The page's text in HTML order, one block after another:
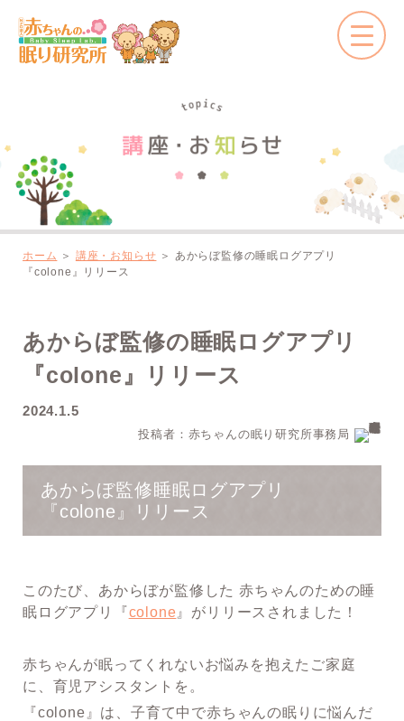
ホーム ＞ 講座・お知らせ ＞ あからぼ監修の睡眠ログアプリ
『colone』リリース
あからぼ監修の睡眠ログアプリ
『colone』リリース
2024.1.5
投稿者：赤ちゃんの眠り研究所事務局
あからぼ監修睡眠ログアプリ
『colone』リリース
このたび、あからぼが監修した 赤ちゃんのための睡
眠ログアプリ『colone 』がリリースされました！
赤ちゃんが眠ってくれないお悩みを抱えたご家庭
に、育児アシスタントを。
『colone』は、子育て中で赤ちゃんの眠りに悩んだ